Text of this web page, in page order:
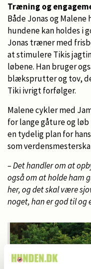
Træning og
Både Jonas og
hundene kan holdes i
Jonas træner med
at stimulere Tikis
løbene. Han bruger
blæksprutter og tov,
Tiki ivrigt forfølger.
Malene cykler med
for lange gåture og
en tydelig plan for
som
– Det handler om at
også om at holde ham
her, og det skal være
noget, han er god til og